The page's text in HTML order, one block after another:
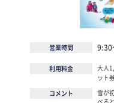
営業時間 9:30
利用料金
大人
ット
コメント
雪が